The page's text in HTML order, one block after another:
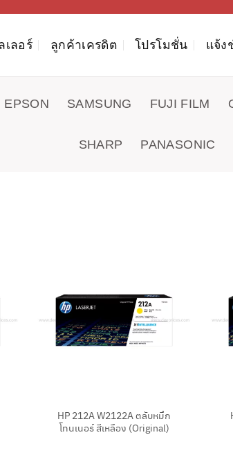
เลอร์ ลูกค้าเครดิต โปรโมชั่น แจ้ง
EPSON SAMSUNG FUJI FILM
SHARP PANASONIC
HP 212A W2122A ตลับหมึก
โทนเนอร์ สีเหลือง (Original)